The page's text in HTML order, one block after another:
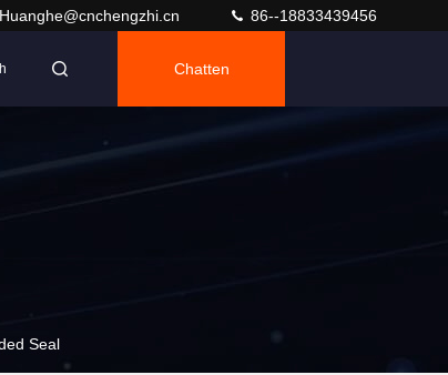
Huanghe@cnchengzhi.cn 86--18833439456
Chatten
Seal